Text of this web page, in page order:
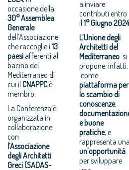
occasione della
30° Assemblea
Generale
dell’Associazione
che raccoglie i 13
paesi afferenti al
bacino del
Mediterraneo di
cui il CNAPPCè
membro.
La Conferenza è
organizzata in
collaborazione
con
l’Associazione
degli Architetti
Greci (SADAS-
a inviare
contributi entro
il1° Giugno
L’Unione degli
Architetti del
Mediterraneo si
propone, infatti,
come
piattaforma per
lo scambio di
conoscenze,
e buone
pratiche, e
rappresenta una
un'opportunità
per sviluppare